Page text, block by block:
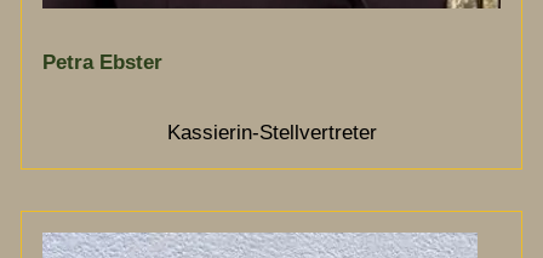
Petra Ebster
Kassierin-Stellvertreter